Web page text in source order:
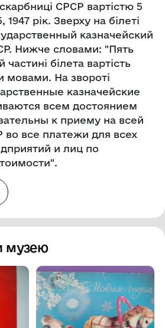
СРСР вартістю 5
рік. Зверху на білеті
казначейский
Нижче словами: "Пять
білета вартість
мовами. На звороті
казначейские
всем достоянием
к приему на всей
во все платежи для всех
и лиц по
музею